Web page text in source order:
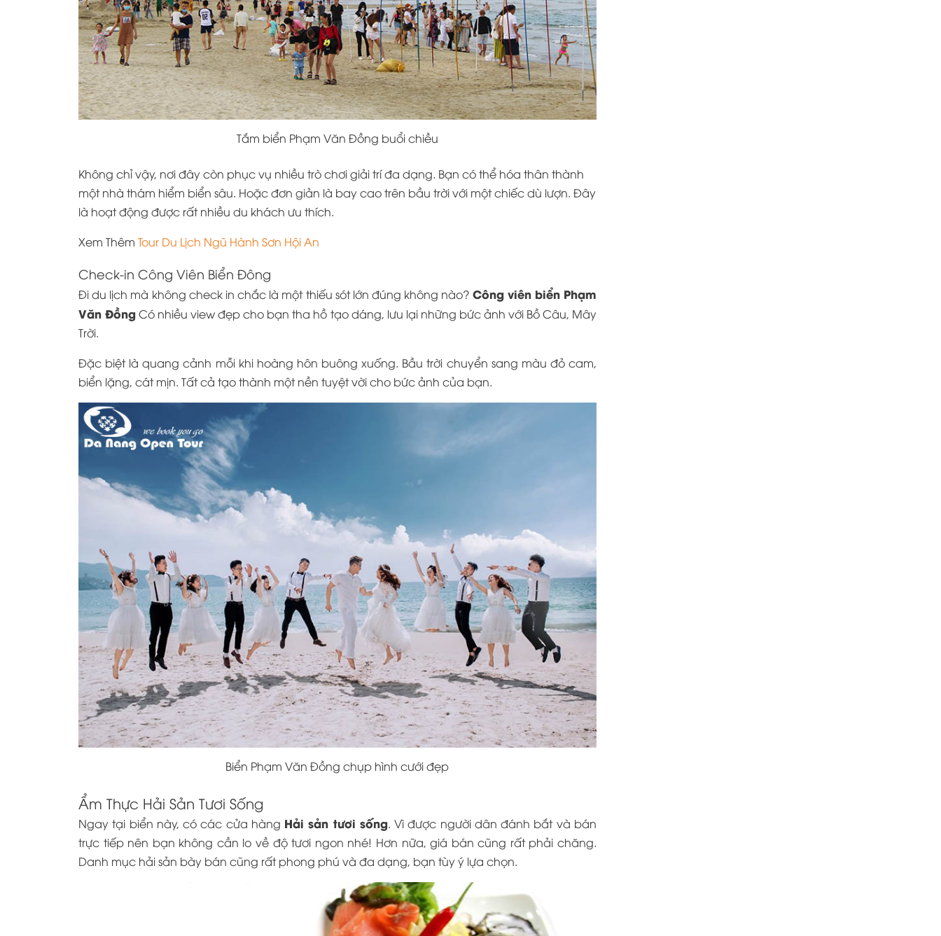
Tắm biển Phạm Văn Đồng buổi chiều
Không chỉ vậy, nơi đây còn phục vụ nhiều trò chơi giải trí đa dạng. Bạn có thể hóa thân thành
một nhà thám hiểm biển sâu. Hoặc đơn giản là bay cao trên bầu trời với một chiếc dù lượn. Đây
là hoạt động được rất nhiều du khách ưu thích.
Xem Thêm Tour Du Lịch Ngũ Hành Sơn Hội An
Check-in Công Viên Biển Đông
Đi du lịch mà không check in chắc là một thiếu sót lớn đúng không nào? Công viên biển Phạm
Văn ĐồngCó nhiều view đẹp cho bạn tha hồ tạo dáng, lưu lại những bức ảnh với Bồ Câu, Mây
Trời.
Đặc biệt là quang cảnh mỗi khi hoàng hôn buông xuống. Bầu trời chuyển sang màu đỏ cam,
biển lặng, cát mịn. Tất cả tạo thành một nền tuyệt vời cho bức ảnh của bạn.
Biển Phạm Văn Đồng chụp hình cưới đẹp
Ẩm Thực Hải Sản Tươi Sống
Ngay tại biển này, có các cửa hàng Hải sản tươi sống. Vì được người dân đánh bắt và bán
trực tiếp nên bạn không cần lo về độ tươi ngon nhé! Hơn nữa, giá bán cũng rất phải chăng.
Danh mục hải sản bày bán cũng rất phong phú và đa dạng, bạn tùy ý lựa chọn.